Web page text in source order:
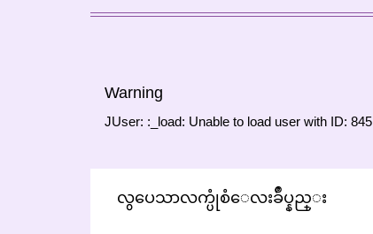
Warning
JUser: :_load: Unable to load user with ID: 845
လွပေသာလက္ပုံစံေလးခ်ဳပ္နည္း